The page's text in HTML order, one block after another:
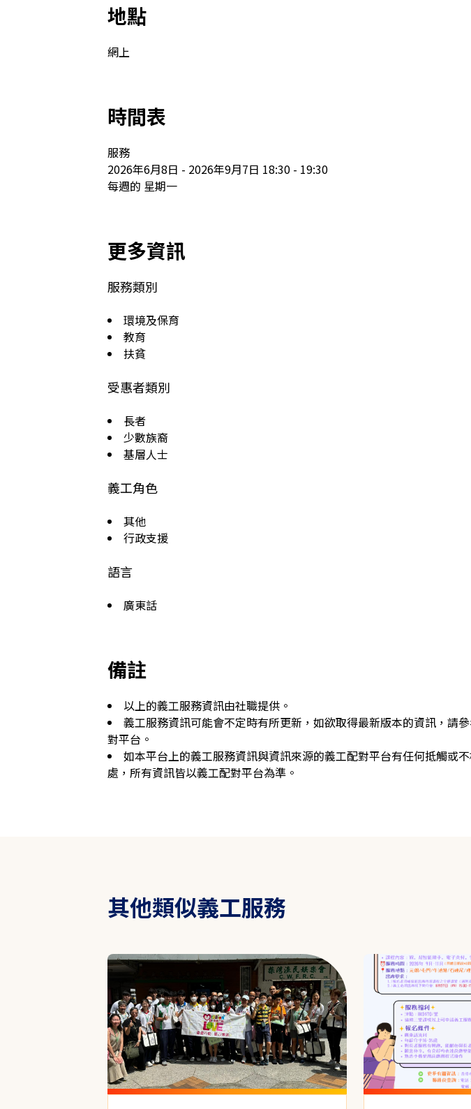
地點
網上
時間表
服務
2026年6月8日 - 2026年9月7日 18:30 - 19:30
每週的 星期一
更多資訊
服務類別
環境及保育
教育
扶貧
受惠者類別
長者
少數族裔
基層人士
義工角色
其他
行政支援
語言
廣東話
備註
以上的義工服務資訊由社職提供。
義工服務資訊可能會不定時有所更新，如欲取得最新版本的資訊，請
對平台。
如本平台上的義工服務資訊與資訊來源的義工配對平台有任何抵觸或
處，所有資訊皆以義工配對平台為準。
其他類似義工服務